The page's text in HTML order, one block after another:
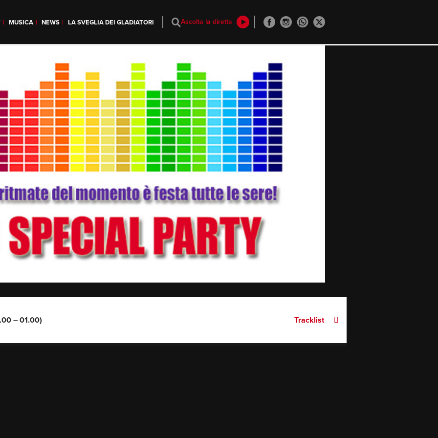
MUSICA NEWS LA SVEGLIA DEI GLADIATORI Ascolta la diretta
– 01.00) Tracklist